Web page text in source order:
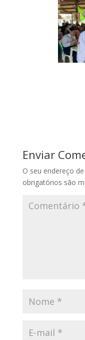
Enviar
O seu endereço
obrigatórios são